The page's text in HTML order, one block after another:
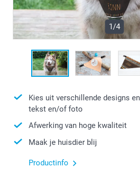
1/4
Kies uit verschillende designs
tekst en/of foto
Afwerking van hoge kwaliteit
Maak je huisdier blij
Productinfo